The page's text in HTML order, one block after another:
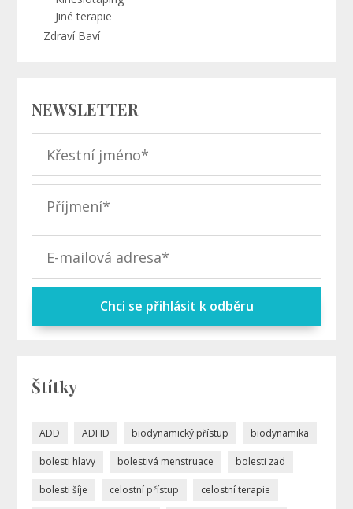
Jiné terapie
Zdraví Baví
NEWSLETTER
Chci se přihlásit k odběru
Štítky
ADD ADHD biodynamický přístup biodynamika
bolesti hlavy bolestivá menstruace bolesti zad
bolesti šíje celostní přístup celostní terapie